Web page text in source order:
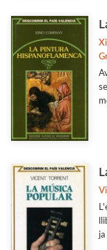
Filosofia
Flora i Fauna
Veure-les totes... (11)